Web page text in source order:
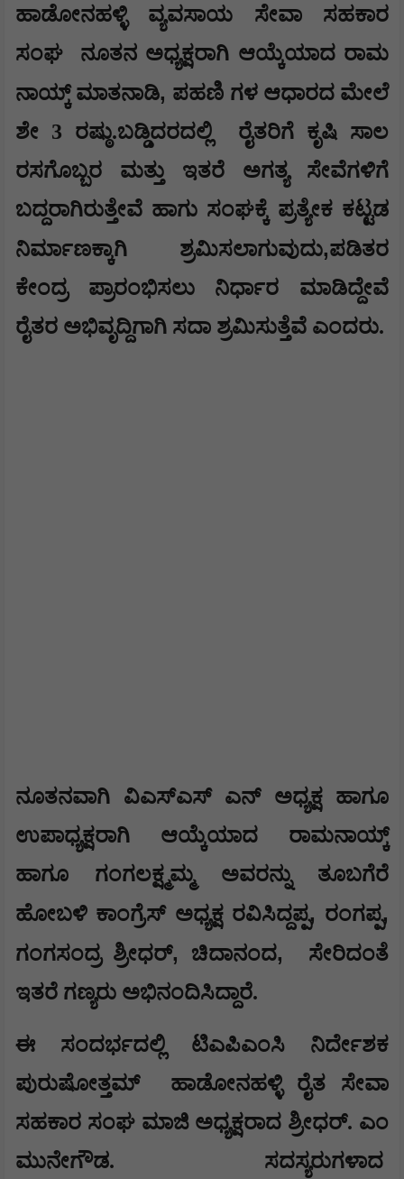
ಹಾಡೋನಹಳ್ಳಿ ವ್ಯವಸಾಯ ಸೇವಾ ಸಹಕಾರ
ಸಂಘ
ನೂತನ ಅಧ್ಯಕ್ಷರಾಗಿ ಆಯ್ಕೆಯಾದ ರಾಮ
ನಾಯ್ಕ್ ಮಾತನಾಡಿ, ಪಹಣಿ ಗಳ ಆಧಾರದ ಮೇಲೆ
ಶೇ 3 ರಷ್ಠು.ಬಡ್ಡಿದರದಲ್ಲಿ
ರೈತರಿಗೆ ಕೃಷಿ ಸಾಲ
ರಸಗೊಬ್ಬರ ಮತ್ತು ಇತರೆ ಅಗತ್ಯ ಸೇವೆಗಳಿಗೆ
ಬದ್ದರಾಗಿರುತ್ತೇವೆ ಹಾಗು ಸಂಘಕ್ಕೆ ಪ್ರತ್ಯೇಕ ಕಟ್ಟಡ
ನಿರ್ಮಾಣಕ್ಕಾಗಿ ಶ್ರಮಿಸಲಾಗುವುದು,ಪಡಿತರ
ಕೇಂದ್ರ ಪ್ರಾರಂಭಿಸಲು ನಿರ್ಧಾರ ಮಾಡಿದ್ದೇವೆ
ರೈತರ ಅಭಿವೃದ್ದಿಗಾಗಿ ಸದಾ ಶ್ರಮಿಸುತ್ತೆವೆ ಎಂದರು.
ನೂತನವಾಗಿ ವಿಎಸ್ಎಸ್ ಎನ್ ಅಧ್ಯಕ್ಷ ಹಾಗೂ
ಉಪಾಧ್ಯಕ್ಷರಾಗಿ ಆಯ್ಕೆಯಾದ ರಾಮನಾಯ್ಕ್
ಹಾಗೂ ಗಂಗಲಕ್ಷ್ಮಮ್ಮ ಅವರನ್ನು ತೂಬಗೆರೆ
ಹೋಬಳಿ ಕಾಂಗ್ರೆಸ್ ಅಧ್ಯಕ್ಷ ರವಿಸಿದ್ದಪ್ಪ, ರಂಗಪ್ಪ,
ಗಂಗಸಂದ್ರ ಶ್ರೀಧರ್, ಚಿದಾನಂದ,
ಸೇರಿದಂತೆ
ಇತರೆ ಗಣ್ಯರು ಅಭಿನಂದಿಸಿದ್ದಾರೆ.
ಈ ಸಂದರ್ಭದಲ್ಲಿ ಟಿಎಪಿಎಂಸಿ ನಿರ್ದೇಶಕ
ಪುರುಷೋತ್ತಮ್
ಹಾಡೋನಹಳ್ಳಿ ರೈತ ಸೇವಾ
ಸಹಕಾರ ಸಂಘ ಮಾಜಿ ಅಧ್ಯಕ್ಷರಾದ ಶ್ರೀಧರ್. ಎಂ
ಮುನೇಗೌಡ‌. ಸದಸ್ಯರುಗಳಾದ